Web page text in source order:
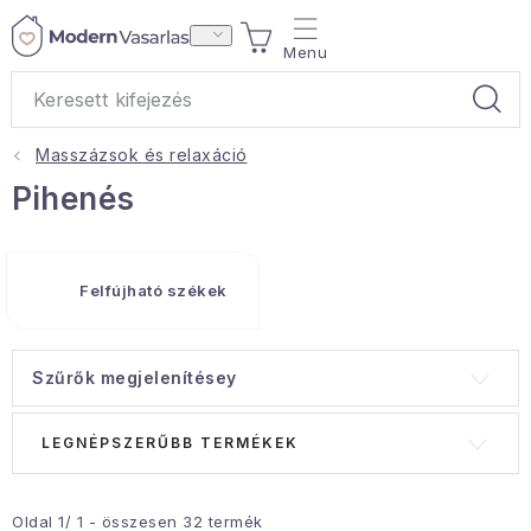
Ugrás
KOSÁR
Lakástextil
Háztartás
Hobbi és kert
Masszázsok és relaxáció
Pihenés
Felfújható székek
Szűrők megjelenítésey
Oldal 1/ 1 - összesen 32 termék
LEGNÉPSZERŰBB TERMÉKEK